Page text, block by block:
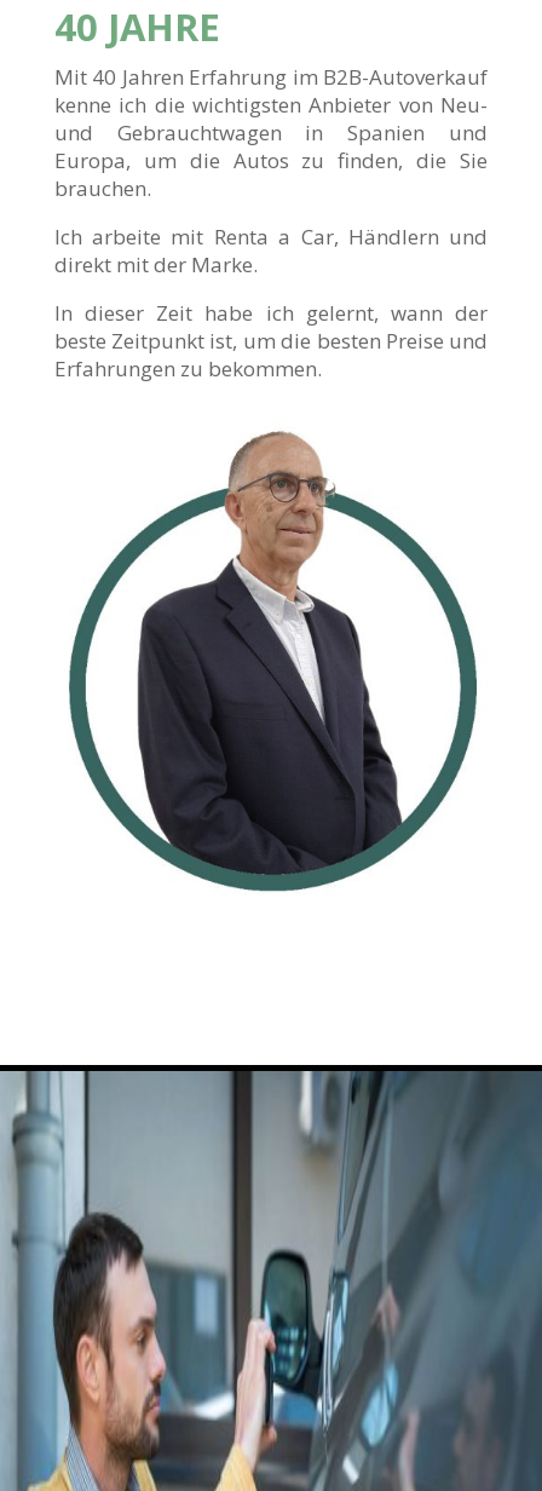
40 JAHRE
Mit 40 Jahren Erfahrung im B2B-Autoverkauf
kenne ich die wichtigsten Anbieter von Neu-
und Gebrauchtwagen in Spanien und
Europa, um die Autos zu finden, die Sie
brauchen.
Ich arbeite mit Renta a Car, Händlern und
direkt mit der Marke.
In dieser Zeit habe ich gelernt, wann der
beste Zeitpunkt ist, um die besten Preise und
Erfahrungen zu bekommen.